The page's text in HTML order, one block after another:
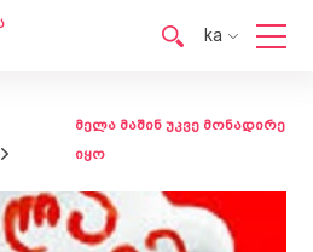
ka
მელა მაშინ უკვე მონადირე
იყო